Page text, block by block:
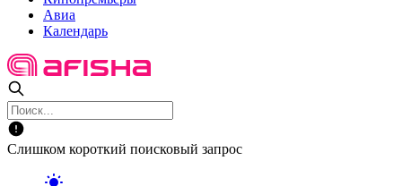
Авиа
Календарь
Слишком короткий поисковый запрос